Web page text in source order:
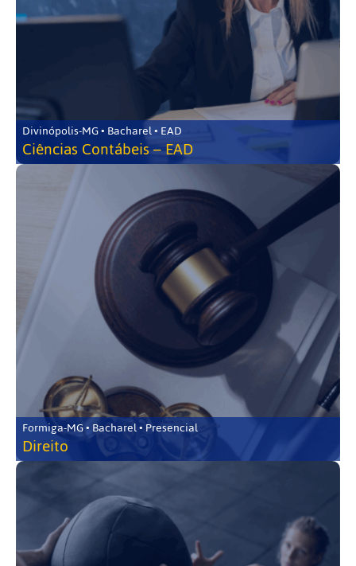
Divinópolis-MG • Bacharel • EAD
Ciências Contábeis – EAD
Formiga-MG • Bacharel • Presencial
Direito